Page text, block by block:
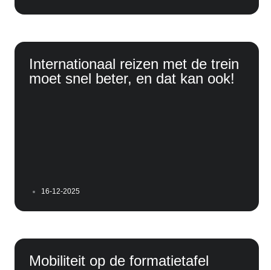
Internationaal reizen met de trein
moet snel beter, en dat kan ook!
16-12-2025
Mobiliteit op de formatietafel